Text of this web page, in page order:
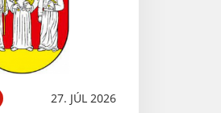
27. JÚL 2026